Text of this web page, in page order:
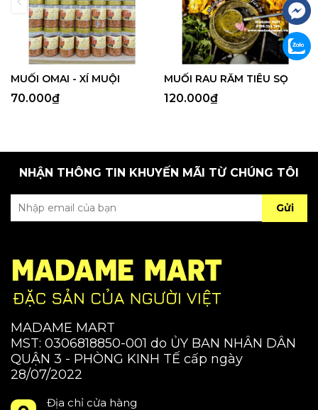
MUỐI OMAI - XÍ MUỘI
70.000₫
MUỐI RAU RĂM TIÊU SỌ
120.000₫
NHẬN THÔNG TIN KHUYẾN MÃI TỪ CHÚNG TÔI
Gửi
MADAME MART
MST: 0306818850-001 do ỦY BAN NHÂN DÂN
QUẬN 3 - PHÒNG KINH TẾ cấp ngày
28/07/2022
Địa chỉ cửa hàng